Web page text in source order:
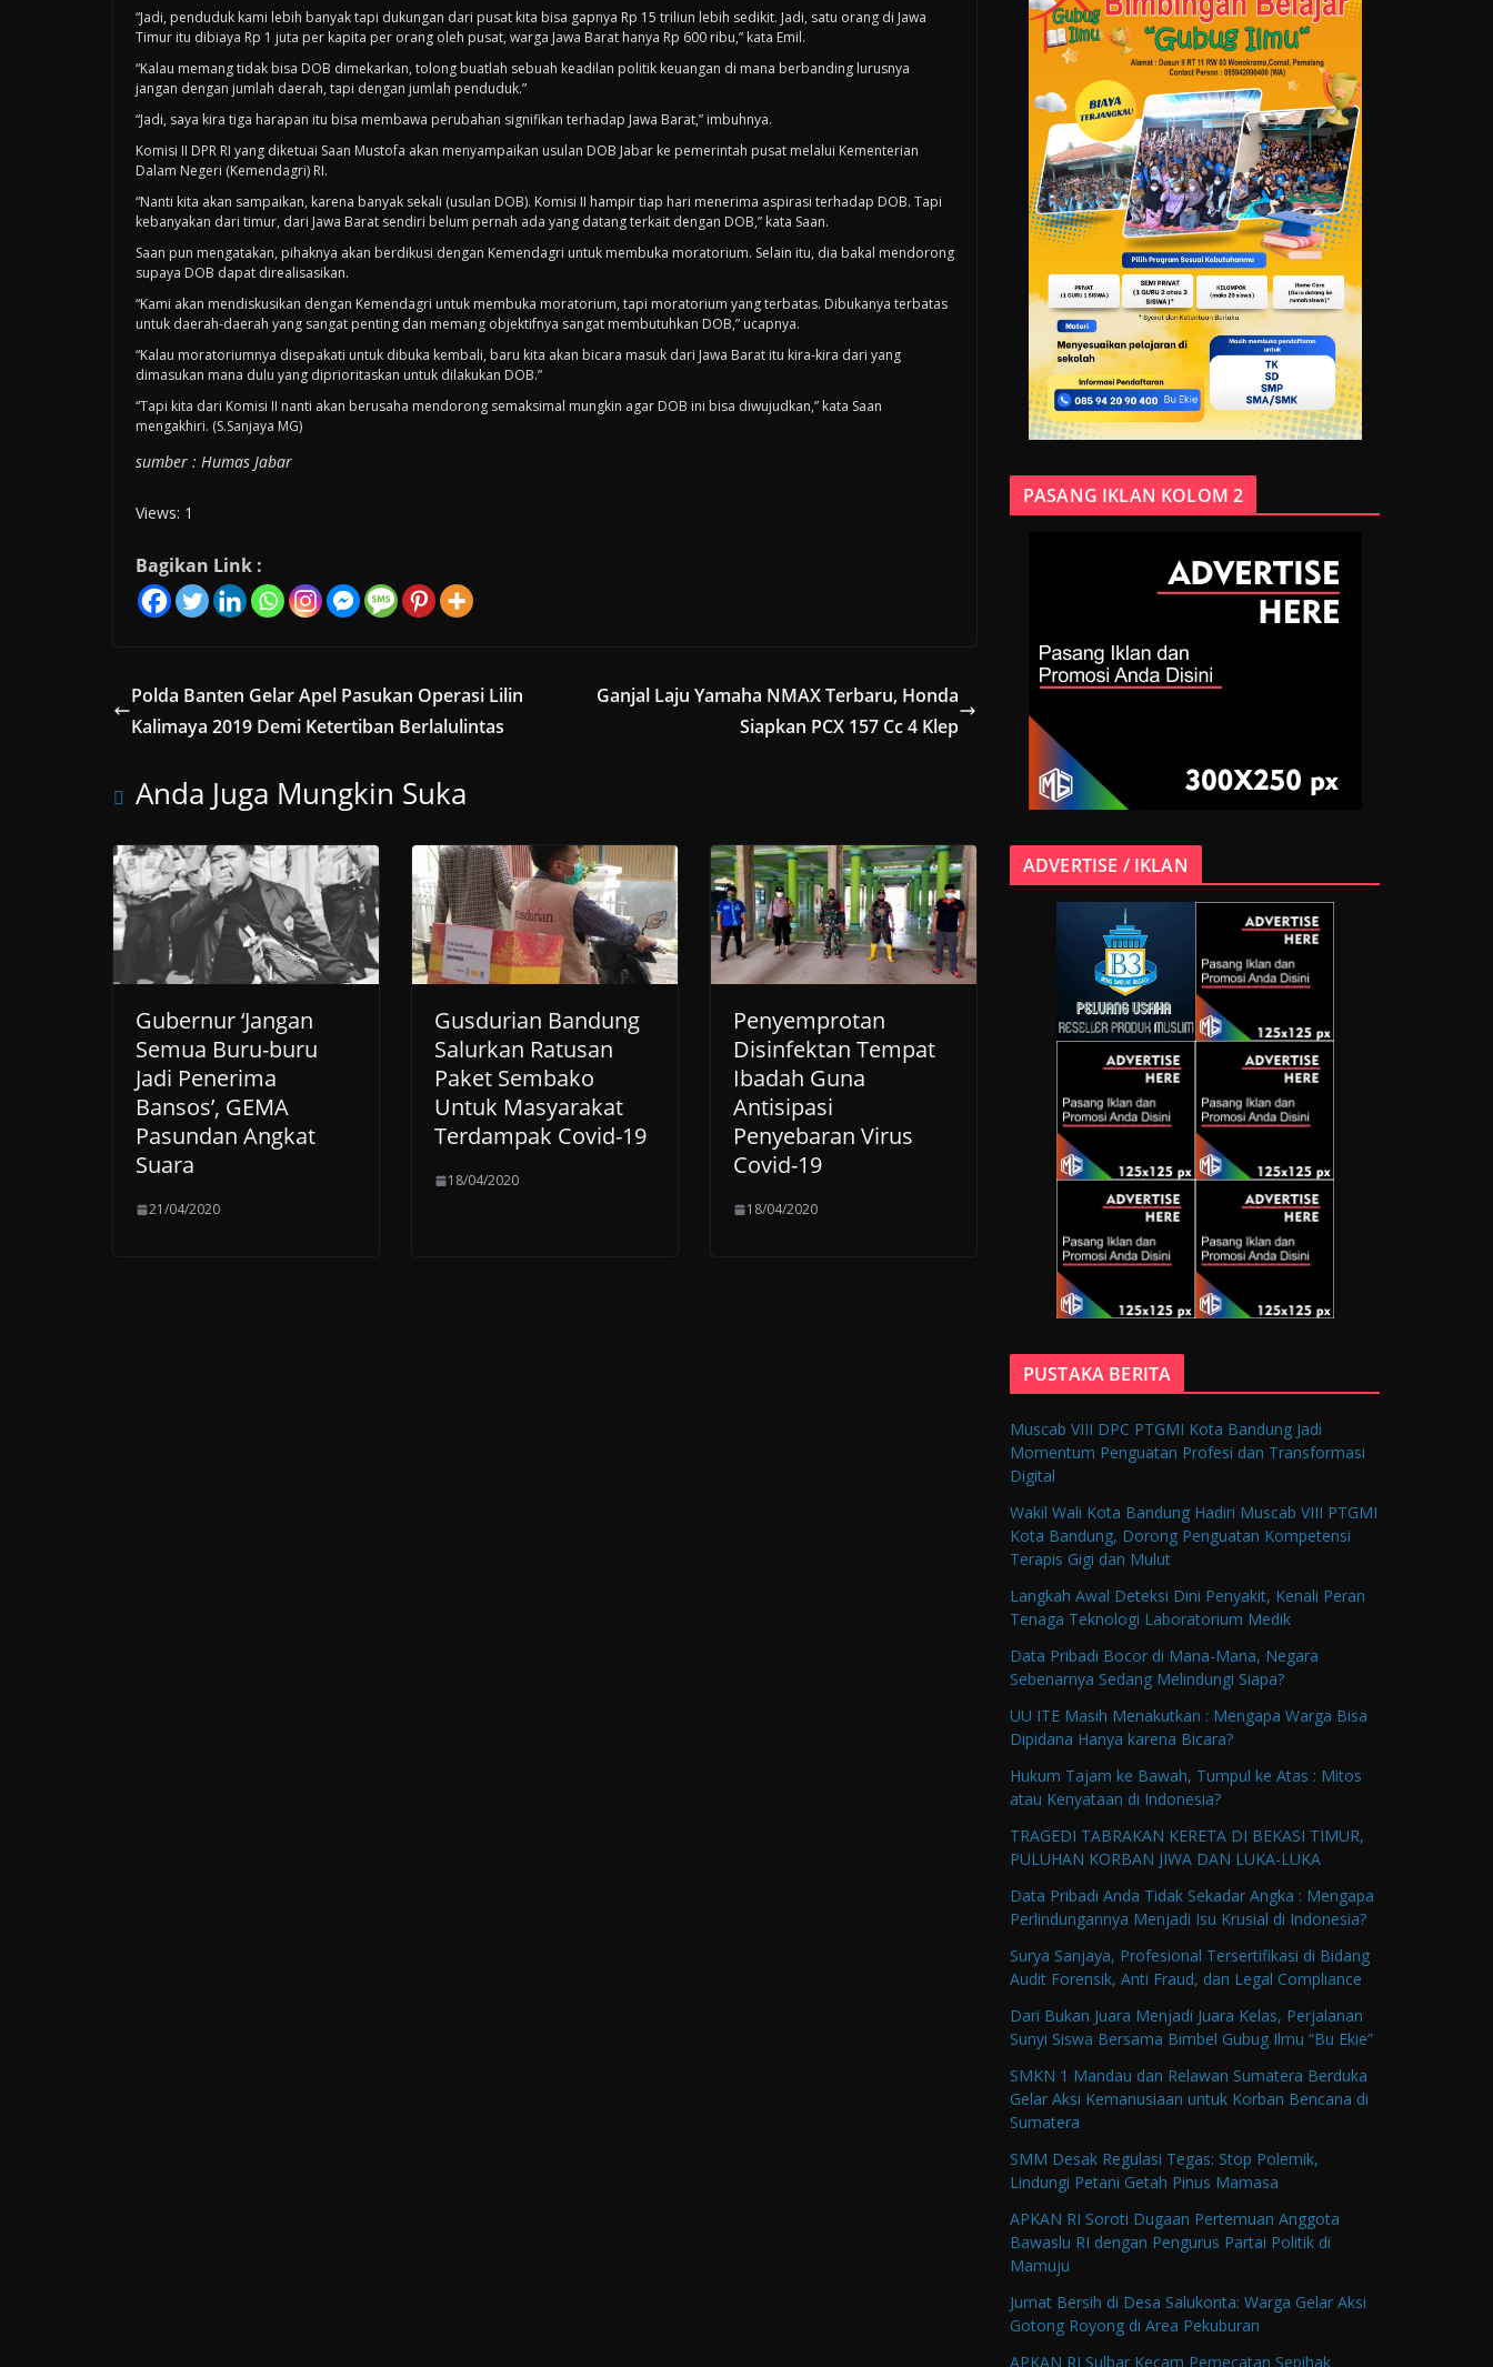
“Jadi, penduduk kami lebih banyak tapi dukungan dari pusat kita bisa gapnya Rp 15 triliun lebih sedikit. Jadi, satu orang di Jawa
Timur itu dibiaya Rp 1 juta per kapita per orang oleh pusat, warga Jawa Barat hanya Rp 600 ribu,” kata Emil.
“Kalau memang tidak bisa DOB dimekarkan, tolong buatlah sebuah keadilan politik keuangan di mana berbanding lurusnya
jangan dengan jumlah daerah, tapi dengan jumlah penduduk.”
“Jadi, saya kira tiga harapan itu bisa membawa perubahan signifikan terhadap Jawa Barat,” imbuhnya.
Komisi II DPR RI yang diketuai Saan Mustofa akan menyampaikan usulan DOB Jabar ke pemerintah pusat melalui Kementerian
Dalam Negeri (Kemendagri) RI.
“Nanti kita akan sampaikan, karena banyak sekali (usulan DOB). Komisi II hampir tiap hari menerima aspirasi terhadap DOB. Tapi
kebanyakan dari timur, dari Jawa Barat sendiri belum pernah ada yang datang terkait dengan DOB,” kata Saan.
Saan pun mengatakan, pihaknya akan berdikusi dengan Kemendagri untuk membuka moratorium. Selain itu, dia bakal mendorong
supaya DOB dapat direalisasikan.
“Kami akan mendiskusikan dengan Kemendagri untuk membuka moratorium, tapi moratorium yang terbatas. Dibukanya terbatas
untuk daerah-daerah yang sangat penting dan memang objektifnya sangat membutuhkan DOB,” ucapnya.
“Kalau moratoriumnya disepakati untuk dibuka kembali, baru kita akan bicara masuk dari Jawa Barat itu kira-kira dari yang
dimasukan mana dulu yang diprioritaskan untuk dilakukan DOB.”
“Tapi kita dari Komisi II nanti akan berusaha mendorong semaksimal mungkin agar DOB ini bisa diwujudkan,” kata Saan
mengakhiri. (S.Sanjaya MG)
sumber : Humas Jabar
Views: 1
Bagikan Link :
Polda Banten Gelar Apel Pasukan Operasi Lilin
Kalimaya 2019 Demi Ketertiban Berlalulintas
Ganjal Laju Yamaha NMAX Terbaru, Honda
Siapkan PCX 157 Cc 4 Klep
Anda Juga Mungkin Suka
Gubernur ‘Jangan
Semua Buru-buru
Jadi Penerima
Bansos’, GEMA
Pasundan Angkat
Suara
21/04/2020
Gusdurian Bandung
Salurkan Ratusan
Paket Sembako
Untuk Masyarakat
Terdampak Covid-19
18/04/2020
Penyemprotan
Disinfektan Tempat
Ibadah Guna
Antisipasi
Penyebaran Virus
Covid-19
18/04/2020
PASANG IKLAN KOLOM 2
ADVERTISE / IKLAN
PUSTAKA BERITA
Muscab VIII DPC PTGMI Kota Bandung Jadi
Momentum Penguatan Profesi dan Transformasi
Digital
Wakil Wali Kota Bandung Hadiri Muscab VIII PTGMI
Kota Bandung, Dorong Penguatan Kompetensi
Terapis Gigi dan Mulut
Langkah Awal Deteksi Dini Penyakit, Kenali Peran
Tenaga Teknologi Laboratorium Medik
Data Pribadi Bocor di Mana-Mana, Negara
Sebenarnya Sedang Melindungi Siapa?
UU ITE Masih Menakutkan : Mengapa Warga Bisa
Dipidana Hanya karena Bicara?
Hukum Tajam ke Bawah, Tumpul ke Atas : Mitos
atau Kenyataan di Indonesia?
TRAGEDI TABRAKAN KERETA DI BEKASI TIMUR,
PULUHAN KORBAN JIWA DAN LUKA-LUKA
Data Pribadi Anda Tidak Sekadar Angka : Mengapa
Perlindungannya Menjadi Isu Krusial di Indonesia?
Surya Sanjaya, Profesional Tersertifikasi di Bidang
Audit Forensik, Anti Fraud, dan Legal Compliance
Dari Bukan Juara Menjadi Juara Kelas, Perjalanan
Sunyi Siswa Bersama Bimbel Gubug Ilmu “Bu Ekie”
SMKN 1 Mandau dan Relawan Sumatera Berduka
Gelar Aksi Kemanusiaan untuk Korban Bencana di
Sumatera
SMM Desak Regulasi Tegas: Stop Polemik,
Lindungi Petani Getah Pinus Mamasa
APKAN RI Soroti Dugaan Pertemuan Anggota
Bawaslu RI dengan Pengurus Partai Politik di
Mamuju
Jumat Bersih di Desa Salukonta: Warga Gelar Aksi
Gotong Royong di Area Pekuburan
APKAN RI Sulbar Kecam Pemecatan Sepihak